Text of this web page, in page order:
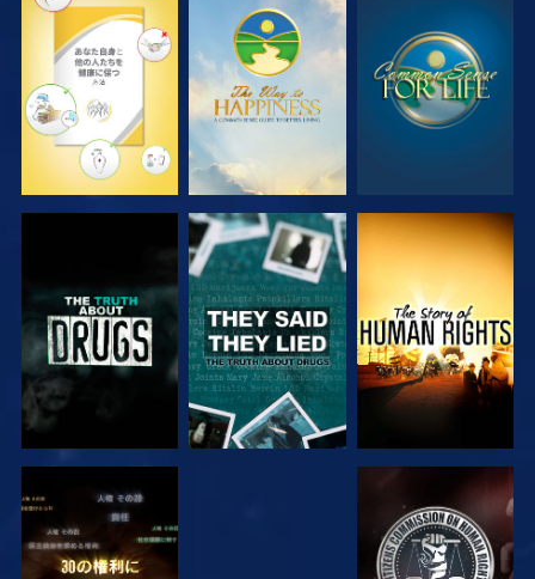
観る 観る 観る
観る 観る
観る